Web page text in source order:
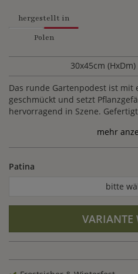
hergestellt in
Polen
30x45cm (HxDm)
Das runde Gartenpodest ist mit
geschmückt und setzt
hervorragend in Szene.
mehr
Patina
bitte
VARIANTE